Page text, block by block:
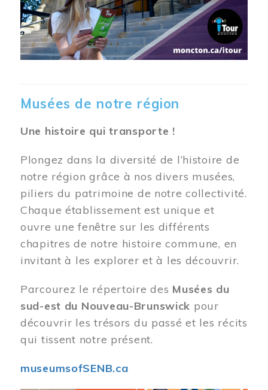
Musées de notre région
Une histoire qui transporte !
Plongez dans la diversité de l’histoire de
notre région grâce à nos divers musées,
piliers du patrimoine de notre collectivité.
Chaque établissement est unique et
ouvre une fenêtre sur les différents
chapitres de notre histoire commune, en
invitant à les explorer et à les découvrir.
Parcourez le répertoire des Musées du
sud-est du Nouveau-Brunswick pour
découvrir les trésors du passé et les récits
qui tissent notre présent.
museumsofSENB.ca